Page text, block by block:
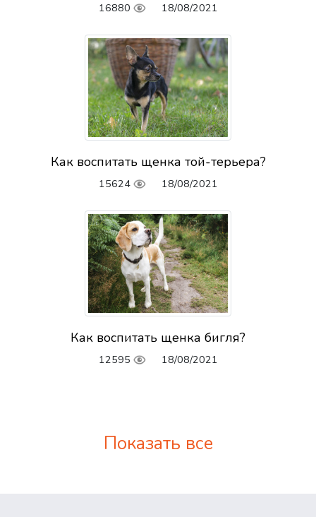
16880 18/08/2021
Как воспитать щенка той-терьера?
15624 18/08/2021
Как воспитать щенка бигля?
12595 18/08/2021
Показать все